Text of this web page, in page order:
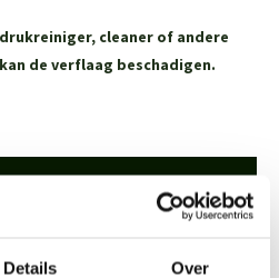
Details Over
cleaner of andere
de verflaag beschadigen.